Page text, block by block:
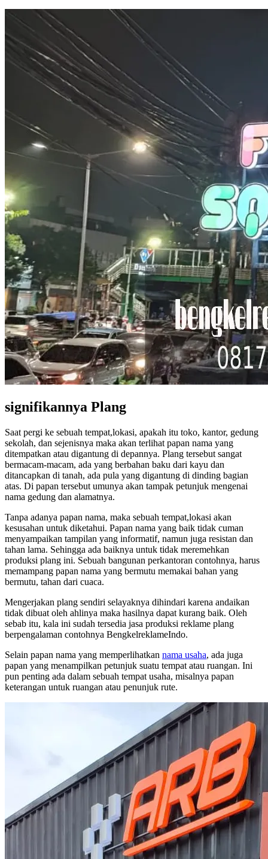
signifikannya Plang
Saat pergi ke sebuah tempat,lokasi, apakah itu toko, kantor, gedung
sekolah, dan sejenisnya maka akan terlihat papan nama yang
ditempatkan atau digantung di depannya. Plang tersebut sangat
bermacam-macam, ada yang berbahan baku dari kayu dan
ditancapkan di tanah, ada pula yang digantung di dinding bagian
atas. Di papan tersebut umunya akan tampak petunjuk mengenai
nama gedung dan alamatnya.
Tanpa adanya papan nama, maka sebuah tempat,lokasi akan
kesusahan untuk diketahui. Papan nama yang baik tidak cuman
menyampaikan tampilan yang informatif, namun juga resistan dan
tahan lama. Sehingga ada baiknya untuk tidak meremehkan
produksi plang ini. Sebuah bangunan perkantoran contohnya, harus
memampang papan nama yang bermutu memakai bahan yang
bermutu, tahan dari cuaca.
Mengerjakan plang sendiri selayaknya dihindari karena andaikan
tidak dibuat oleh ahlinya maka hasilnya dapat kurang baik. Oleh
sebab itu, kala ini sudah tersedia jasa produksi reklame plang
berpengalaman contohnya BengkelreklameIndo.
Selain papan nama yang memperlihatkan nama usaha, ada juga
papan yang menampilkan petunjuk suatu tempat atau ruangan. Ini
pun penting ada dalam sebuah tempat usaha, misalnya papan
keterangan untuk ruangan atau penunjuk rute.